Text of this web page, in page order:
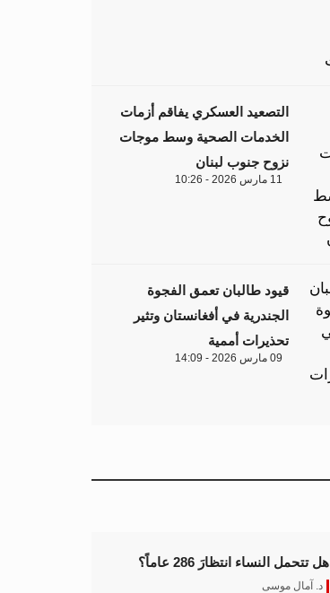
التصعيد العسكري يفاقم أزمات
الخدمات الصحية وسط موجات
نزوح جنوب لبنان
11 مارس 2026 - 10:26
قيود طالبان تعمق الفجوة
الجندرية في أفغانستان وتثير
تحذيرات أممية
09 مارس 2026 - 14:09
هل تتحمل النساء انتظارَ 286 عاماً؟
د. آمال موسى